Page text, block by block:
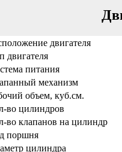
двигателя
двигателя
питания
механизм
объем, куб.см.
во цилиндров
во клапанов на цилиндр
поршня
цилиндра